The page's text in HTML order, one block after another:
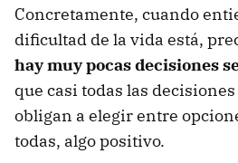
Concretamente, cuando
dificultad de la vida está,
hay muy pocas decisiones
que casi todas las
obligan a elegir entre
todas, algo positivo.